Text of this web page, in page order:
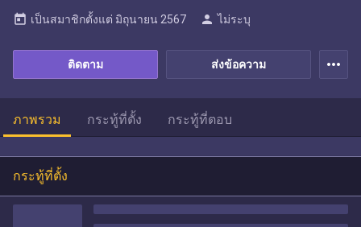
ส่งข้อความ
ติดตาม
today เป็นสมาชิกตั้งแต่ มิถุนายน 2567 person ไม่ระบุ
more_horiz
ภาพรวม กระทู้ที่ตั้ง กระทู้ที่ตอบ
กระทู้ที่ตั้ง